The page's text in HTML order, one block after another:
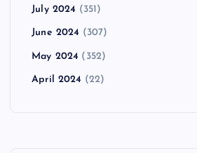
July 2024 (351)
June 2024 (307)
May 2024 (352)
April 2024 (22)